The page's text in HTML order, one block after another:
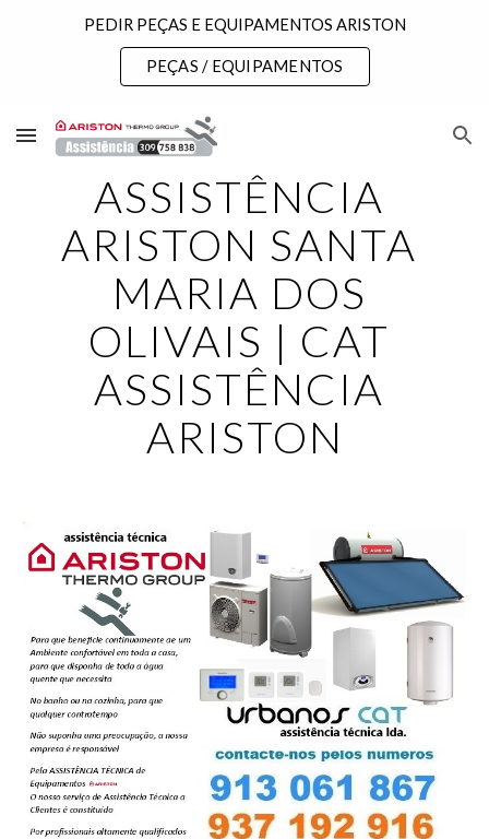
Skip to main content
PEDIR PEÇAS E EQUIPAMENTOS ARISTON
PEÇAS / EQUIPAMENTOS
ASSISTÊNCIA
ARISTON SANTA
MARIA DOS
OLIVAIS | CAT
ASSISTÊNCIA
ARISTON